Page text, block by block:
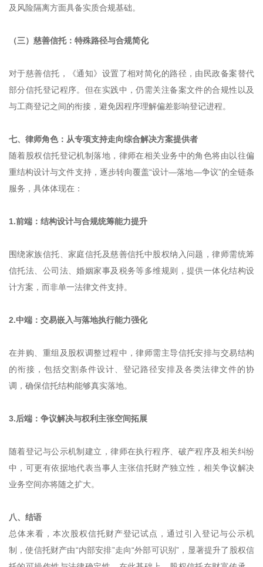
及风险隔离方面具备实质合规基础。
（三）慈善信托：特殊路径与合规简化
对于慈善信托，《通知》设置了相对简化的路径，由民政备案替代
部分信托登记程序。但在实践中，仍需关注备案文件的合规性以及
与工商登记之间的衔接，避免因程序理解偏差影响登记进程。
七、律师角色：从专项支持走向综合解决方案提供者
随着股权信托登记机制落地，律师在相关业务中的角色将由以往偏
重结构设计与文件支持，逐步转向覆盖“设计—落地—争议”的全链条
服务，具体体现在：
1.前端：结构设计与合规统筹能力提升
围绕家族信托、家庭信托及慈善信托中股权纳入问题，律师需统筹
信托法、公司法、婚姻家事及税务等多维规则，提供一体化结构设
计方案，而非单一法律文件支持。
2.中端：交易嵌入与落地执行能力强化
在并购、重组及股权调整过程中，律师需主导信托安排与交易结构
的衔接，包括交割条件设计、登记路径安排及各类法律文件的协
调，确保信托结构能够真实落地。
3.后端：争议解决与权利主张空间拓展
随着登记与公示机制建立，律师在执行程序、破产程序及相关纠纷
中，可更有依据地代表当事人主张信托财产独立性，相关争议解决
业务空间亦将随之扩大。
八、结语
总体来看，本次股权信托财产登记试点，通过引入登记与公示机
制，使信托财产由“内部安排”走向“外部可识别”，显著提升了股权信